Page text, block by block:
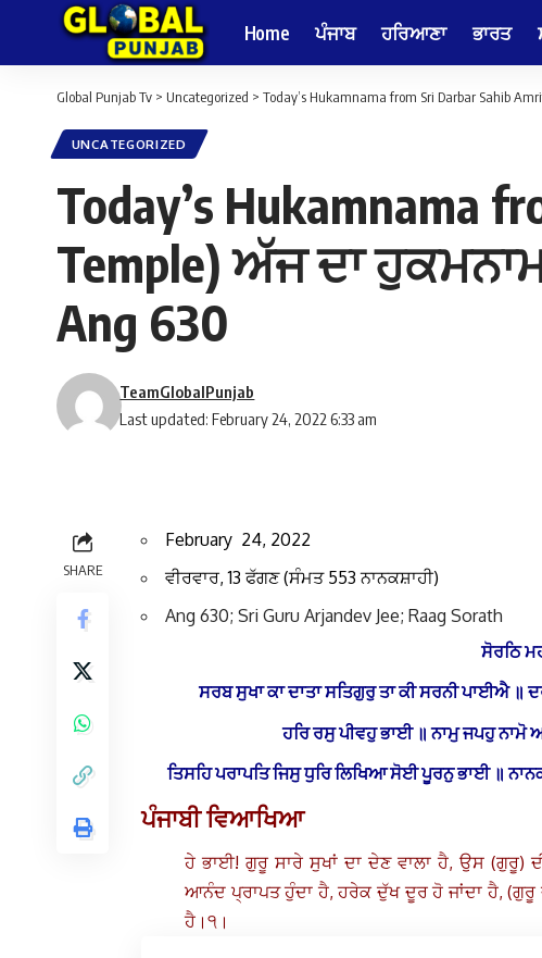
Home ਪੰਜਾਬ ਹਰਿਆਣਾ ਭਾਰਤ
Global Punjab Tv > Uncategorized > Today’s Hukamnama from Sri Darbar Sahib
UNCATEGORIZED
Today’s Hukamnama
Temple) ਅੱਜ ਦਾ
Ang 630
Last updated: February 24, 2022 6:33 am
TeamGlobalPunjab
SHARE
February 24, 2022
ਵੀਰਵਾਰ, 13 ਫੱਗਣ (ਸੰਮਤ 553 ਨਾਨਕਸ਼ਾਹੀ)
Ang 630; Sri Guru Arjandev Jee; Raag Sorath
ਸੋਰਠਿ
ਸਰਬ ਸੁਖਾ ਕਾ ਦਾਤਾ ਸਤਿਗੁਰੁ ਤਾ ਕੀ ਸਰਨੀ
ਹਰਿ ਰਸੁ ਪੀਵਹੁ ਭਾਈ ॥ ਨਾਮੁ ਜਪਹੁ
ਤਿਸਹਿ ਪਰਾਪਤਿ ਜਿਸੁ ਧੁਰਿ ਲਿਖਿਆ ਸੋਈ ਪੂਰਨੁ ਭਾਈ ॥
ਪੰਜਾਬੀ ਵਿਆਖਿਆ
ਹੇ ਭਾਈ! ਗੁਰੂ ਸਾਰੇ ਸੁਖਾਂ ਦਾ ਦੇਣ ਵਾਲਾ ਹੈ, ਉਸ (ਗੁਰੂ)
ਆਨੰਦ ਪ੍ਰਾਪਤ ਹੁੰਦਾ ਹੈ, ਹਰੇਕ ਦੁੱਖ ਦੂਰ ਹੋ ਜਾਂਦਾ ਹੈ, (ਗੁਰੂ
ਹੈ।੧।